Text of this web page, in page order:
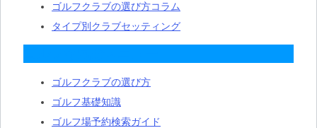
ゴルフクラブの選び方コラム
タイプ別クラブセッティング
ゴルフクラブの選び方
ゴルフ基礎知識
ゴルフ場予約検索ガイド